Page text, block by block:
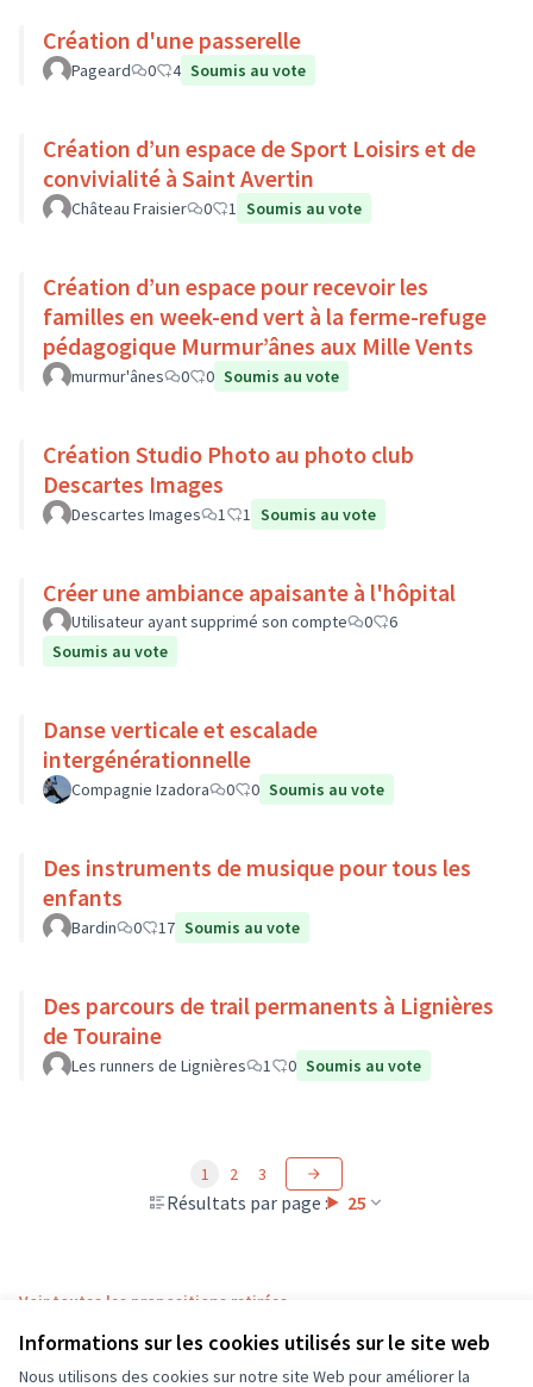
Informations sur les cookies utilisés sur le site web
Nous utilisons des cookies sur notre site Web pour améliorer la
Création d'une passerelle
Pageard 0 4 Soumis au vote
Création d’un espace de Sport Loisirs et de
convivialité à Saint Avertin
Château Fraisier 0 1 Soumis au vote
Création d’un espace pour recevoir les
familles en week-end vert à la ferme-refuge
pédagogique Murmur’ânes aux Mille Vents
murmur'ânes 0 0 Soumis au vote
Création Studio Photo au photo club
Descartes Images
Descartes Images 1 1 Soumis au vote
Créer une ambiance apaisante à l'hôpital
Utilisateur ayant supprimé son compte 0
6
Soumis au vote
Danse verticale et escalade
intergénérationnelle
Compagnie Izadora 0 0 Soumis au vote
Des instruments de musique pour tous les
enfants
Bardin 0 17 Soumis au vote
Des parcours de trail permanents à Lignières
de Touraine
Les runners de Lignières 1 0 Soumis au vote
Résultats par page : 25
1 2 3
Voir toutes les propositions retirées
Conditions d'utilisation